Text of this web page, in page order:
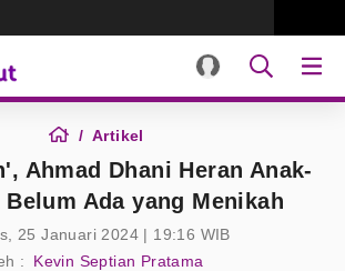
Artikel
Ahmad Dhani Heran Anak-
Belum Ada yang Menikah
25 Januari 2024 | 19:16 WIB
:
Kevin Septian Pratama